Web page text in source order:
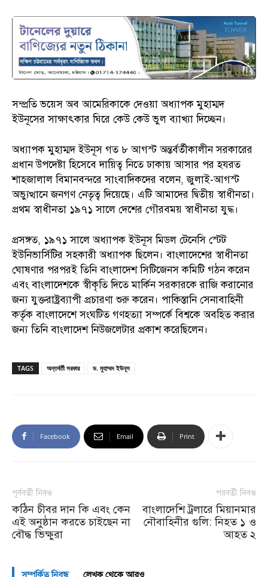
সম্প্রতি ভয়েস অব আমেরিকাকে দেওয়া অধ্যাপক মুহাম্মদ
ইউনূসের সাক্ষাৎকার ঘিরে কেউ কেউ ভুল ব্যাখ্যা দিচ্ছেন।
অধ্যাপক মুহাম্মদ ইউনূস গত ৮ আগস্ট অন্তর্বর্তীকালীন সরকারের
প্রধান উপদেষ্টা হিসেবে দায়িত্ব নিতে ঢাকায় আসার পর হযরত
শাহজালাল বিমানবন্দরে সাংবাদিকদের বলেন, জুলাই-আগস্ট
অভ্যুত্থানে জনগণ নেতৃত্ব দিয়েছে। এটি আমাদের দ্বিতীয় স্বাধীনতা।
প্রথম স্বাধীনতা ১৯৭১ সালে দেশের গৌরবময় স্বাধীনতা যুদ্ধ।
প্রসঙ্গত, ১৯৭১ সালে অধ্যাপক ইউনূস মিডল টেনেসি স্টেট
ইউনিভার্সিটির সহকারী অধ্যাপক ছিলেন। বাংলাদেশের স্বাধীনতা
ঘোষণার পরপরই তিনি বাংলাদেশ সিটিজেনস কমিটি গঠন করেন
এবং বাংলাদেশকে স্বীকৃতি দিতে মার্কিন সরকারকে রাজি করানোর
জন্য যুক্তরাষ্ট্রব্যাপী প্রচারণা শুরু করেন। পাকিস্তানি সেনাবাহিনী
কর্তৃক বাংলাদেশে সংঘটিত গণহত্যা সম্পর্কে বিশ্বকে অবহিত করার
জন্য তিনি বাংলাদেশ নিউজলেটার প্রকাশ করেছিলেন।
TAGS অন্তর্বর্তী সরকার ড. মুহাম্মদ ইউনূস
Facebook Email Print
পূর্ববর্তী নিবন্ধ
কঠিন চীবর দান কি এবং কেন
এই অনুষ্ঠান করতে চাইছেন না
বৌদ্ধ ভিক্ষুরা
পরবর্তী নিবন্ধ
বাংলাদেশি ট্রলারে মিয়ানমার
নৌবাহিনীর গুলি: নিহত ১ ও
আহত ২
সম্পর্কিত নিবন্ধ লেখক থেকে আরও